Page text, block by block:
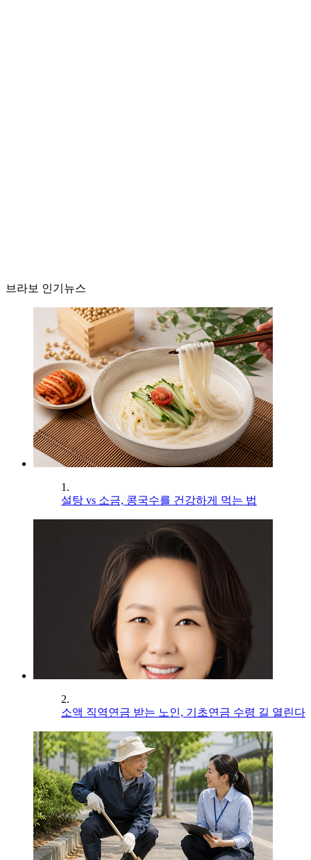
브라보 인기뉴스
1.
설탕 vs 소금, 콩국수를 건강하게 먹는 법
2.
소액 직역연금 받는 노인, 기초연금 수령 길 열린다